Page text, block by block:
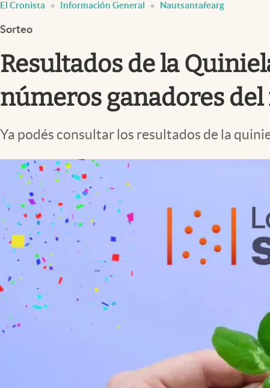
Infotechnology
Clase
Clima
Mundial 2026
Eventos Corporativos
Mediakit
abre en nueva pestaña
El Cronista Información General Nautsantafearg
Sorteo
Resultados de la
números ganadores
Ya podés consultar los resultados de la